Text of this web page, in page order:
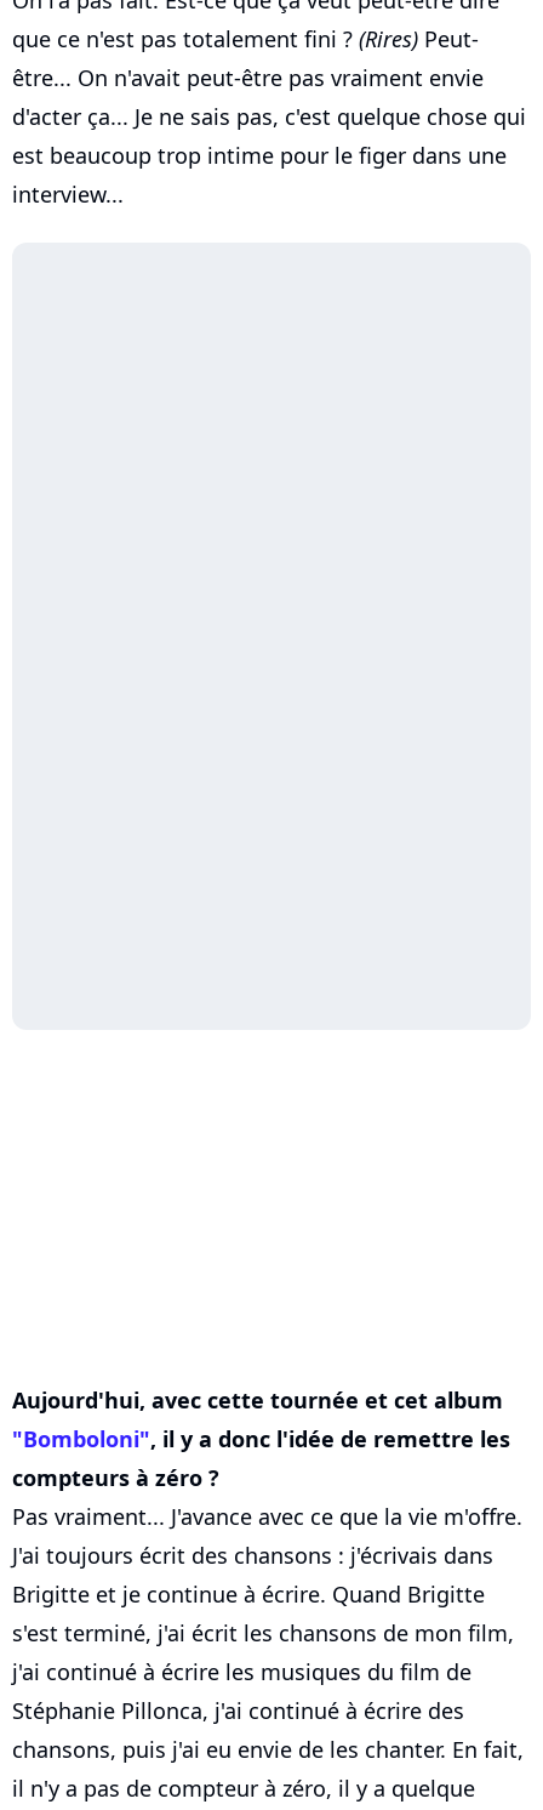
que ce n'est pas totalement fini ? (Rires) Peut-
être... On n'avait peut-être pas vraiment envie
d'acter ça... Je ne sais pas, c'est quelque chose qui
est beaucoup trop intime pour le figer dans une
interview...
Aujourd'hui, avec cette tournée et cet album
"Bomboloni", il y a donc l'idée de remettre les
compteurs à zéro ?
Pas vraiment... J'avance avec ce que la vie m'offre.
J'ai toujours écrit des chansons : j'écrivais dans
Brigitte et je continue à écrire. Quand Brigitte
s'est terminé, j'ai écrit les chansons de mon film,
j'ai continué à écrire les musiques du film de
Stéphanie Pillonca, j'ai continué à écrire des
chansons, puis j'ai eu envie de les chanter. En fait,
il n'y a pas de compteur à zéro, il y a quelque